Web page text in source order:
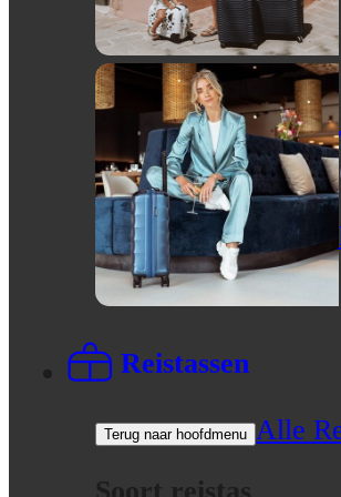
Reistassen
Terug naar hoofdmenu
Alle